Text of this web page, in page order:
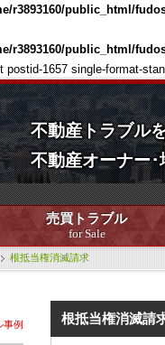
r3893160/public_html/
r3893160/public_html/
1657 single-format-
不動産トラブル
不動産オーナー
売買トラブル
for Sale
根抵当権消滅請求
根抵当権消滅請
事例